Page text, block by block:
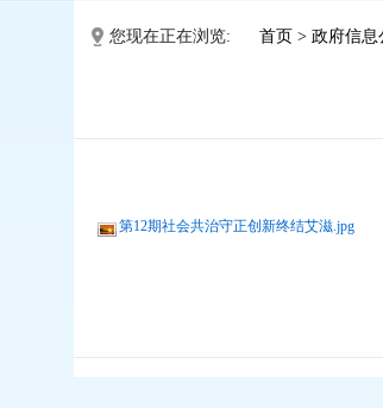
您现在正在浏览: 首页 > 政府信息
第12期社会共治守正创新终结艾滋.jpg